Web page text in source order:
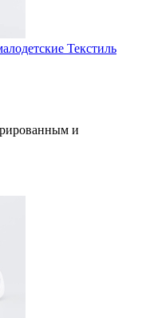
Текстиль
и